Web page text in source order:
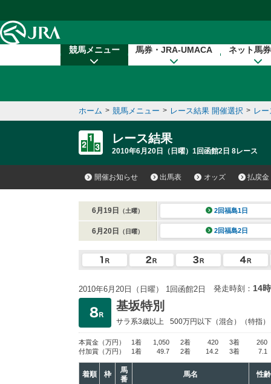
競馬メニュー 馬券・JRA-UMACA ネット馬
ホーム > 競馬メニュー > レース結果 開催選択 > レ
レース結果
2010年6月20日（日曜）1回函館2日 8レース
開催お知らせ 出馬表 オッズ 払戻金
6月19日 （土曜） 2回福島1日
6月20日 （日曜） 2回福島2日
2010年6月20日（日曜） 1回函館2日 発走時刻： 14
基坂特別
サラ系3歳以上 500万円以下 （混合）（特指）
本賞金 （万円） 1着 1,050 2着 420 3着
260
付加賞 （万円） 1着 49.7 2着 14.2 3着 7.1
着順 枠
馬
番
馬名 性齢